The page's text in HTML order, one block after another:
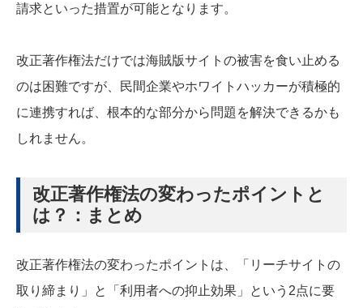
請求といった措置が可能となります。
改正著作権法だけでは海賊版サイトの被害を食い止める
のは困難ですが、民間企業やホワイトハッカーが積極的
に連携すれば、根本的な部分から問題を解決できるかも
しれません。
改正著作権法の変わったポイントと
は？：まとめ
改正著作権法の変わったポイントは、「リーチサイトの
取り締まり」と「利用者への抑止効果」という2点に要